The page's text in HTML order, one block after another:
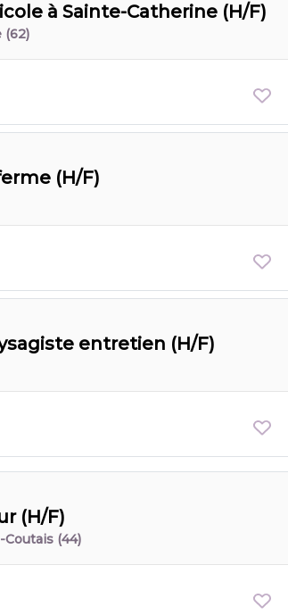
à Sainte-Catherine (H/F)
(62)
(H/F)
entretien (H/F)
(H/F)
Coutais (44)